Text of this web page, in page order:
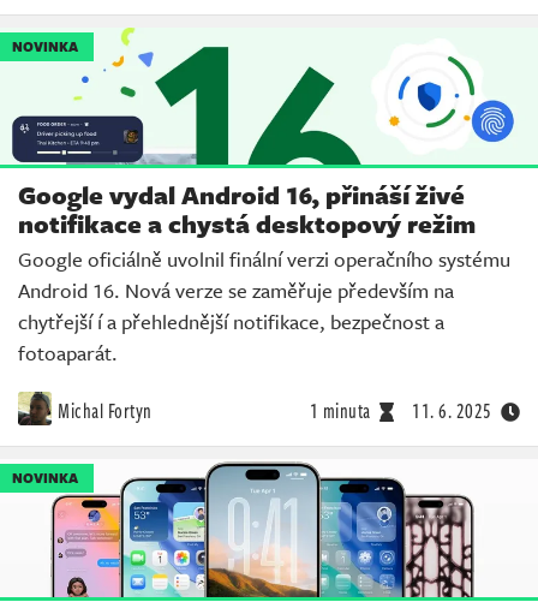
NOVINKA
Google vydal Android 16, přináší živé
notifikace a chystá desktopový režim
Google oficiálně uvolnil finální verzi operačního systému
Android 16. Nová verze se zaměřuje především na
chytřejší í a přehlednější notifikace, bezpečnost a
fotoaparát.
Michal Fortyn 1 minuta 11. 6. 2025
NOVINKA